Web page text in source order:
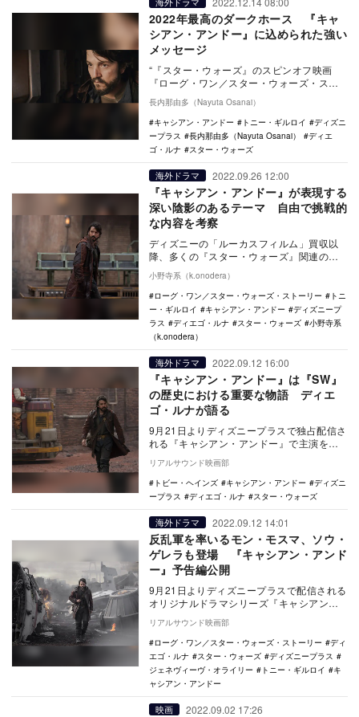
2022年最高のダークホース 『キャ
シアン・アンドー』に込められた強い
メッセージ
“『スター・ウォーズ』のスピンオフ映画
『ローグ・ワン／スター・ウォーズ・スト
にした前日譚”…
長内那由多（Nayuta Osanai）
キャシアン・アンドー
トニー・ギルロイ
ディズニ
ープラス
長内那由多（Nayuta Osanai）
ディエ
ゴ・ルナ
スター・ウォーズ
海外ドラマ 2022.09.26 12:00
『キャシアン・アンドー』が表現する
深い陰影のあるテーマ 自由で挑戦的
な内容を考察
ディズニーの「ルーカスフィルム」買収以
降、多くの『スター・ウォーズ』関連の映
画、ドラマ作品が製作されている。ドラマ
シリーズでは、…
小野寺系（k.onodera）
ローグ・ワン／スター・ウォーズ・ストーリー
トニ
ー・ギルロイ
キャシアン・アンドー
ディズニープ
ラス
ディエゴ・ルナ スター・ウォーズ
小野寺系
（k.onodera）
海外ドラマ 2022.09.12 16:00
『キャシアン・アンドー』は『SW』
の歴史における重要な物語 ディエ
ゴ・ルナが語る
9月21日よりディズニープラスで独占配信さ
れる『キャシアン・アンドー』で主演を務
めるディエゴ・ルナのコメントが到着し
た。 本…
リアルサウンド映画部
トビー・ヘインズ
キャシアン・アンドー
ディズニ
ープラス
ディエゴ・ルナ スター・ウォーズ
海外ドラマ 2022.09.12 14:01
反乱軍を率いるモン・モスマ、ソウ・
ゲレラも登場 『キャシアン・アンド
ー』予告編公開
9月21日よりディズニープラスで配信される
オリジナルドラマシリーズ『キャシアン・
アンドー』の予告編が公開された。 本作
は、『…
リアルサウンド映画部
ローグ・ワン／スター・ウォーズ・ストーリー
ディ
エゴ・ルナ
スター・ウォーズ
ディズニープラス
ジェネヴィーヴ・オライリー
トニー・ギルロイ
キ
ャシアン・アンドー
映画 2022.09.02 17:26